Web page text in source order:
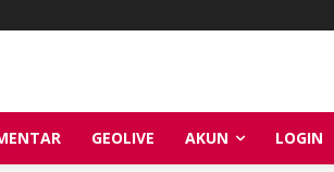
GEOLIVE AKUN LOGIN